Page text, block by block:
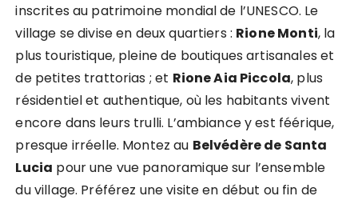
inscrites au patrimoine mondial de l’UNESCO. Le
village se divise en deux quartiers : Rione Monti, la
plus touristique, pleine de boutiques artisanales et
de petites trattorias ; et Rione Aia Piccola, plus
résidentiel et authentique, où les habitants vivent
encore dans leurs trulli. L’ambiance y est féérique,
presque irréelle. Montez au Belvédère de Santa
Lucia pour une vue panoramique sur l’ensemble
du village. Préférez une visite en début ou fin de